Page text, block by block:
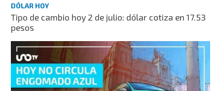
DÓLAR HOY
Tipo de cambio hoy 2 de julio: dólar cotiza en 17.53
pesos